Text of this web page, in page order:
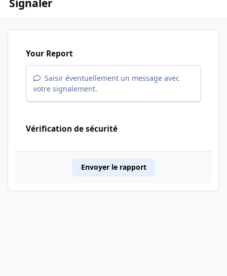
Signaler
Your Report
Saisir éventuellement un message avec
votre signalement.
Vérification de sécurité
Envoyer le rapport